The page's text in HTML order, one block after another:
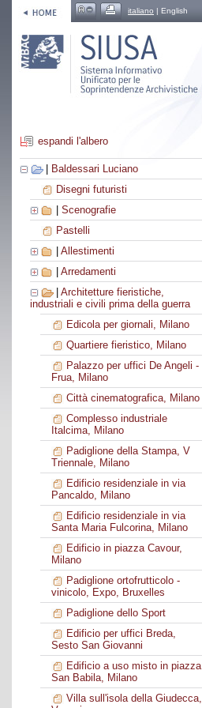
italiano | English
espandi l'albero
Baldessari Luciano
Disegni futuristi
Scenografie
Pastelli
Allestimenti
Arredamenti
Architetture fieristiche,
industriali e civili prima della guerra
Edicola per giornali, Milano
Quartiere fieristico, Milano
Palazzo per uffici De Angeli -
Frua, Milano
Città cinematografica, Milano
Complesso industriale
Italcima, Milano
Padiglione della Stampa, V
Triennale, Milano
Edificio residenziale in via
Pancaldo, Milano
Edificio residenziale in via
Santa Maria Fulcorina, Milano
Edificio in piazza Cavour,
Milano
Padiglione ortofrutticolo -
vinicolo, Expo, Bruxelles
Padiglione dello Sport
Edificio per uffici Breda,
Sesto San Giovanni
Edificio a uso misto in piazza
San Babila, Milano
Villa sull'isola della Giudecca,